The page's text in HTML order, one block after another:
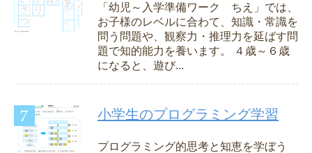
「幼児～入学準備ワーク ちえ」では、
お子様のレベルに合わて、知識・常識を
問う問題や、観察力・推理力を延ばす問
題で知的能力を養います。 ４歳～６歳
になると、遊び...
小学生のプログラミング学習
プログラミング的思考と知恵を学ぼう